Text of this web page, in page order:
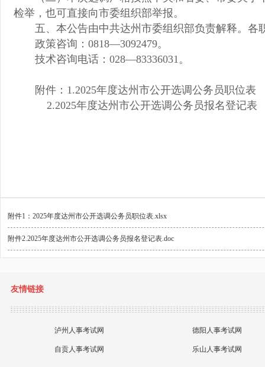
检举，也可直接向市委组织部举报。
五、本公告由中共达州市委组织部负责解释。
政策咨询：0818—3092479。
技术咨询电话：028—83336031。
附件：1.2025年度达州市公开选调公务员职位表
2.2025年度达州市公开选调公务员报名登记表
附件1：2025年度达州市公开选调公务员职位表.xlsx
附件2.2025年度达州市公开选调公务员报名登记表.doc
友情链接
泸州人事考试网 德阳人事考试网
自贡人事考试网 乐山人事考试网